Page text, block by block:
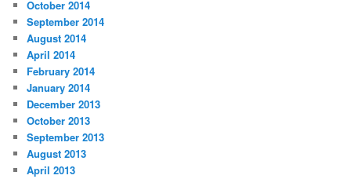
October 2014
September 2014
August 2014
April 2014
February 2014
January 2014
December 2013
October 2013
September 2013
August 2013
April 2013